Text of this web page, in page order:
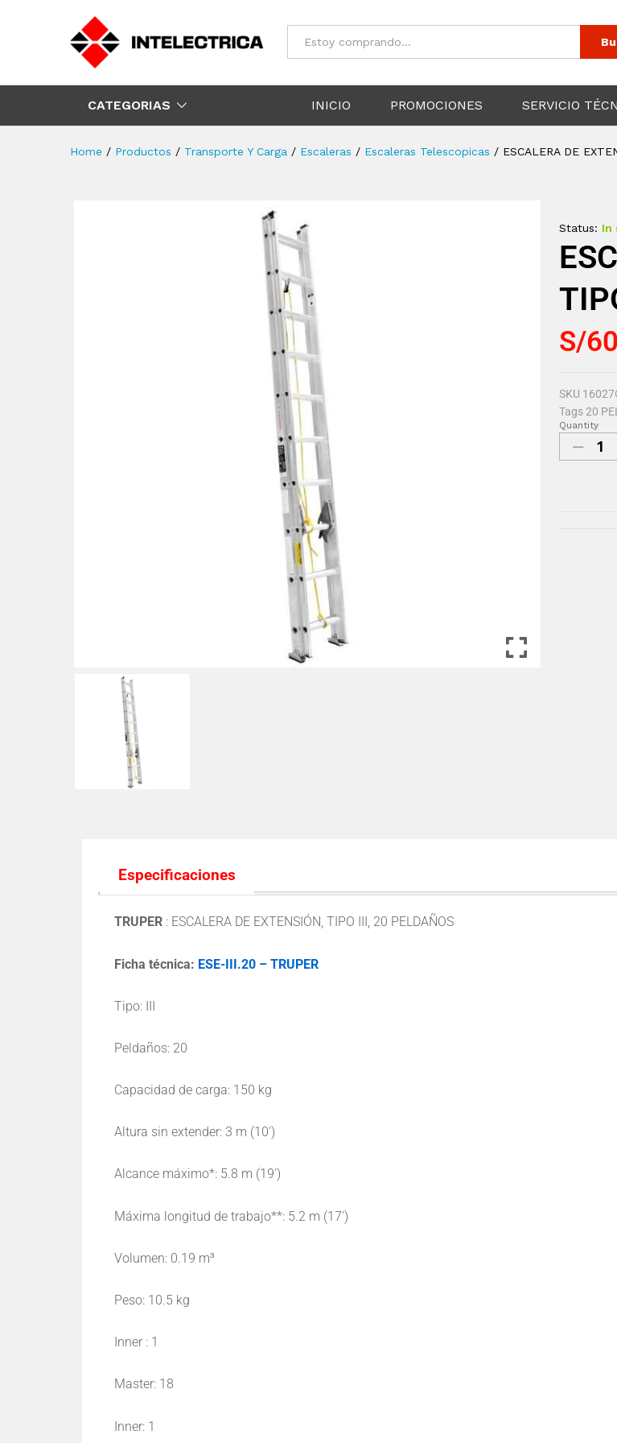
Todos
CATEGORIAS INICIO PROMOCIONES SERVICIO
Home / Productos / Transporte Y Carga / Escaleras / Escaleras Telescopicas / ESCALERA DE
Status: In
S/
SKU 16027
Tags 20
Quantity
Especificaciones
TRUPER : ESCALERA DE EXTENSIÓN, TIPO III, 20 PELDAÑOS
Ficha técnica: ESE-III.20 – TRUPER
Tipo: III
Peldaños: 20
Capacidad de carga: 150 kg
Altura sin extender: 3 m (10′)
Alcance máximo*: 5.8 m (19′)
Máxima longitud de trabajo**: 5.2 m (17′)
Volumen: 0.19 m³
Peso: 10.5 kg
Inner : 1
Master: 18
Inner: 1